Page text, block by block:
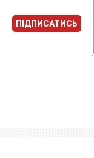
ПІДПИСАТИСЬ